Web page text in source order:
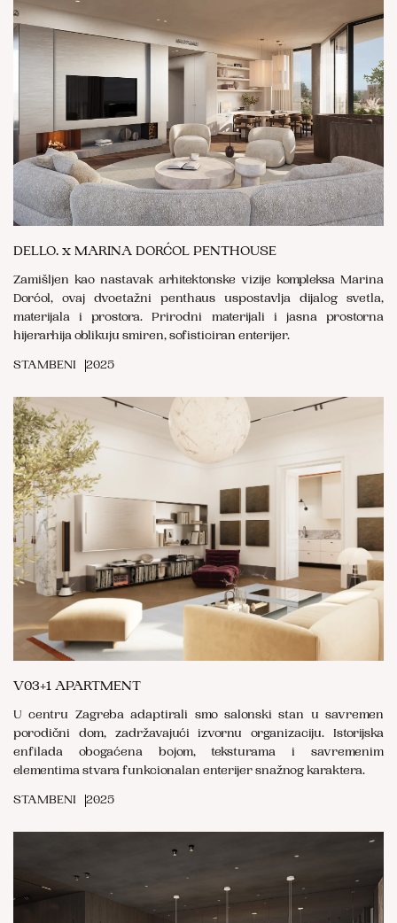
DELLO. x MARINA DORĆOL PENTHOUSE
Zamišljen kao nastavak arhitektonske vizije kompleksa Marina
Dorćol, ovaj dvoetažni penthaus uspostavlja dijalog svetla,
materijala i prostora. Prirodni materijali i jasna prostorna
hijerarhija oblikuju smiren, sofisticiran enterijer.
STAMBENI 2025
V03+1 APARTMENT
U centru Zagreba adaptirali smo salonski stan u savremen
porodični dom, zadržavajući izvornu organizaciju. Istorijska
enfilada obogaćena bojom, teksturama i savremenim
elementima stvara funkcionalan enterijer snažnog karaktera.
STAMBENI 2025